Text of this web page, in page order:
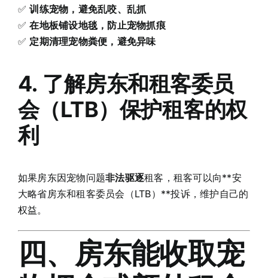
✅训练宠物，避免乱咬、乱抓
✅在地板铺设地毯，防止宠物抓痕
✅ 定期清理宠物粪便，避免异味
4. 了解房东和租客委员
会（LTB）保护租客的权
利
如果房东因宠物问题非法驱逐租客，租客可以向**安
大略省房东和租客委员会（LTB）**投诉，维护自己的
权益。
四、房东能收取宠